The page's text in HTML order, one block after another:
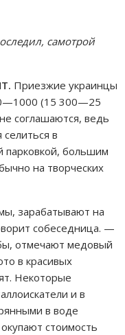
самотрой
Приезжие украинцы
(15 300—25
соглашаются, ведь
в
парковкой, большим
на творческих
зарабатывают на
собеседница. —
отмечают медовый
в красивых
Некоторые
и в
в воде
стоимость